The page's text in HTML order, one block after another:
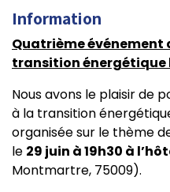
Information
Quatrième événement
transition énergétique
Nous avons le plaisir de
à la transition
organisée sur le thème
le 29 juin à 19h30 à
Montmartre, 75009).